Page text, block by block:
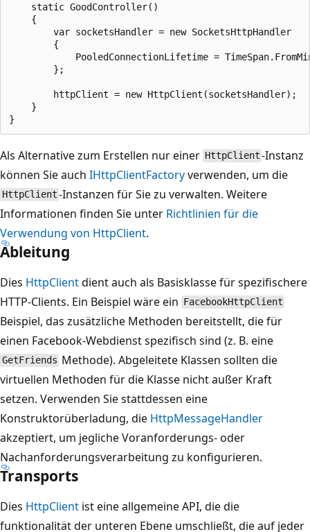
    static GoodController()
    {
        var socketsHandler = new SocketsHttpHandler
        {
PooledConnectionLifetime =
        };
        httpClient = new HttpClient(socketsHandler);
    }
Als Alternative zum Erstellen nur einer HttpClient -Instanz
können Sie auch IHttpClientFactoryverwenden, um die
HttpClient -Instanzen für Sie zu verwalten. Weitere
Informationen finden Sie unter Richtlinien für die
Verwendung von HttpClient.
Ableitung
Dies HttpClientdient auch als Basisklasse für spezifischere
HTTP-Clients. Ein Beispiel wäre ein FacebookHttpClient
Beispiel, das zusätzliche Methoden bereitstellt, die für
einen Facebook-Webdienst spezifisch sind (z. B. eine
GetFriends Methode). Abgeleitete Klassen sollten die
virtuellen Methoden für die Klasse nicht außer Kraft
setzen. Verwenden Sie stattdessen eine
Konstruktorüberladung, die HttpMessageHandler
akzeptiert, um jegliche Voranforderungs- oder
Nachanforderungsverarbeitung zu konfigurieren.
Transports
Dies HttpClient ist eine allgemeine API, die die
funktionalität der unteren Ebene umschließt, die auf jeder